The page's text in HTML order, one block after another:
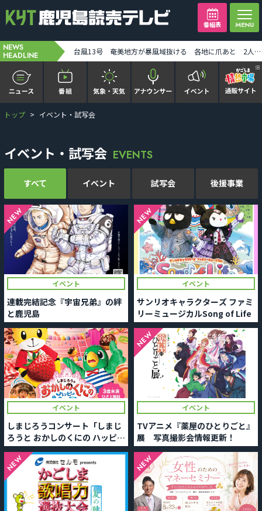
番組表
NEWS
HEADLINE H3ロケット9号機の打ち上げが11日に延期 [2026-08-08 14:13:00] 台風13号 奄美地方が暴風域抜ける 各地に爪あと 2人ケガ [2026-08-08 17:46:00]
かごピタ FAMILIAR
KYT news every かごしま
かごしまソロ活
It推しTV
番組表を見る
トップ イベント・試写会
イベント・試写会 EVENTS
すべて イベント 試写会 後援事業
NEW
イベント
連載完結記念『宇宙兄弟』の絆
と鹿児島
NEW
イベント
サンリオキャラクターズ ファミ
リーミュージカルSong of Life
イベント
しまじろうコンサート「しまじ
ろうと おかしのくにの ハッピー
パーティー」
NEW
イベント
TVアニメ『薬屋のひとりごと』
展 写真撮影会情報更新！
NEW NEW